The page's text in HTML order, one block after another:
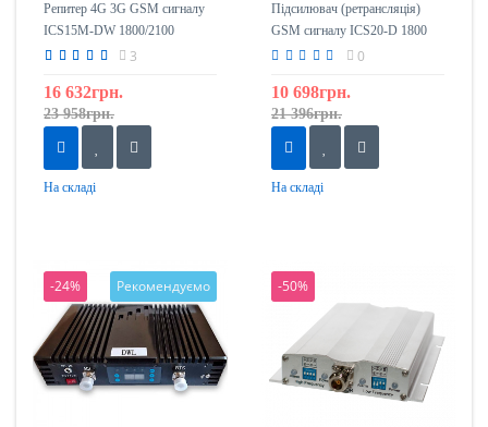
Репитер 4G 3G GSM сигналу
ICS15M-DW 1800/2100
3
16 632грн.
23 958грн.
На складі
Підсилювач (ретрансляція)
GSM сигналу ICS20-D 1800
0
10 698грн.
21 396грн.
На складі
-24% Рекомендуємо -50%